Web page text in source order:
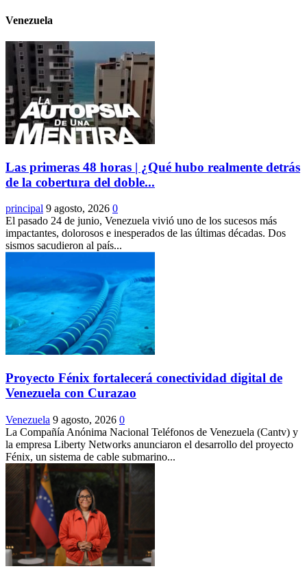
Venezuela
Las primeras 48 horas | ¿Qué hubo realmente detrás
de la cobertura del doble...
principal 9 agosto, 2026 0
El pasado 24 de junio, Venezuela vivió uno de los sucesos más
impactantes, dolorosos e inesperados de las últimas décadas. Dos
sismos sacudieron al país...
Proyecto Fénix fortalecerá conectividad digital de
Venezuela con Curazao
Venezuela 9 agosto, 2026 0
La Compañía Anónima Nacional Teléfonos de Venezuela (Cantv) y
la empresa Liberty Networks anunciaron el desarrollo del proyecto
Fénix, un sistema de cable submarino...